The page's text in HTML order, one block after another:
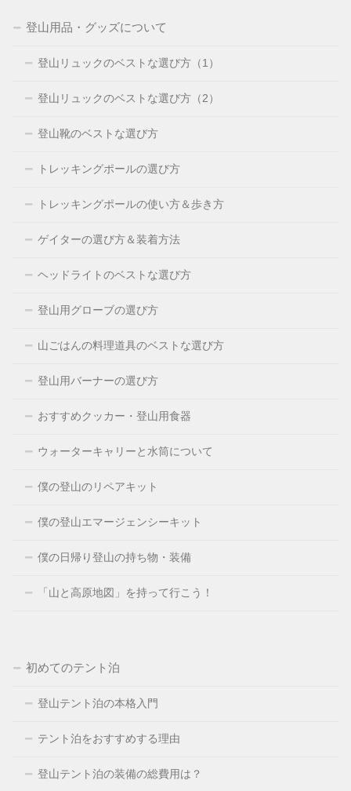
登山用品・グッズについて
登山リュックのベストな選び方（1）
登山リュックのベストな選び方（2）
登山靴のベストな選び方
トレッキングポールの選び方
トレッキングポールの使い方＆歩き方
ゲイターの選び方＆装着方法
ヘッドライトのベストな選び方
登山用グローブの選び方
山ごはんの料理道具のベストな選び方
登山用バーナーの選び方
おすすめクッカー・登山用食器
ウォーターキャリーと水筒について
僕の登山のリペアキット
僕の登山エマージェンシーキット
僕の日帰り登山の持ち物・装備
「山と高原地図」を持って行こう！
初めてのテント泊
登山テント泊の本格入門
テント泊をおすすめする理由
登山テント泊の装備の総費用は？